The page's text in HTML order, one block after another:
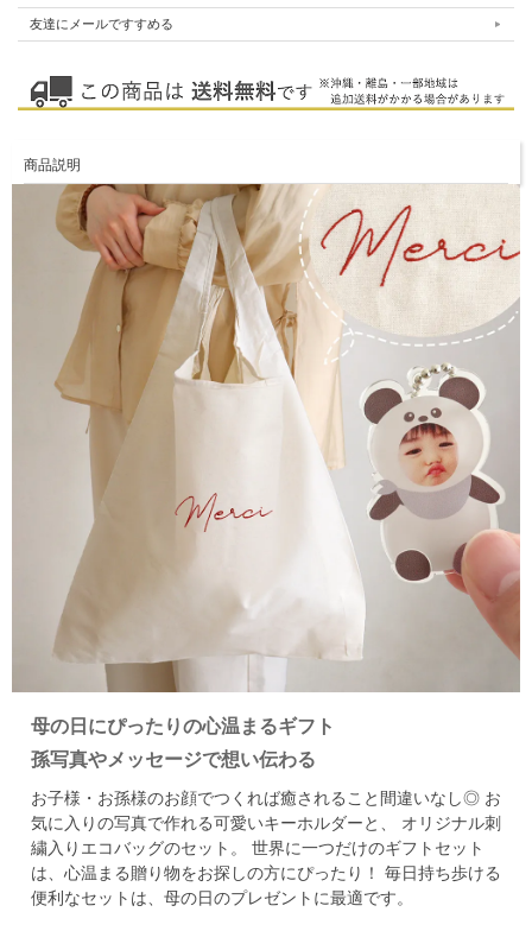
友達にメールですすめる
商品説明
母の日にぴったりの心温まるギフト
孫写真やメッセージで想い伝わる
お子様・お孫様のお顔でつくれば癒されること間違いなし◎ お
気に入りの写真で作れる可愛いキーホルダーと、
オリジナル刺
繍入りエコバッグのセット。
世界に一つだけのギフトセット
は、心温まる贈り物をお探しの方にぴったり！
毎日持ち歩ける
便利なセットは、母の日のプレゼントに最適です。